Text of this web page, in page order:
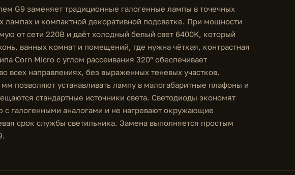
G9 заменяет традиционные галогенные лампы в точечных
лампах и компактной декоративной подсветке. При мощности
от сети 220В и даёт холодный белый свет 6400K, который
ванных комнат и помещений, где нужна чёткая, контрастная
Corn Micro с углом рассеивания 320° обеспечивает
всех направлениях, без выраженных теневых участков.
позволяют устанавливать лампу в малогабаритные плафоны и
стандартные источники света. Светодиоды экономят
с галогенными аналогами и не нагревают окружающие
срок службы светильника. Замена выполняется простым